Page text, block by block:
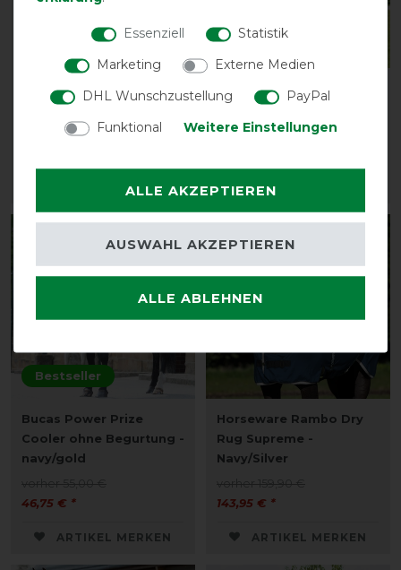
Kentucky Horsewear
Fleece Rug Heavy
Melange
ARTIKEL MERKEN
Bucas Prize Cooler with
Bucas Logo
vorher 55,00 €
ARTIKEL MERKEN
Bestseller
Bucas Power Prize
Cooler ohne Begurtung -
navy/gold
46,75 € *
ARTIKEL MERKEN
Horseware Rambo Dry
Rug Supreme -
Navy/Silver
143,95 € *
ARTIKEL MERKEN
Essenziell
Statistik
Marketing
Externe Medien
DHL Wunschzustellung
PayPal
Funktional
Weitere Einstellungen
ALLE AKZEPTIEREN
ALLE ABLEHNEN
AUSWAHL AKZEPTIEREN